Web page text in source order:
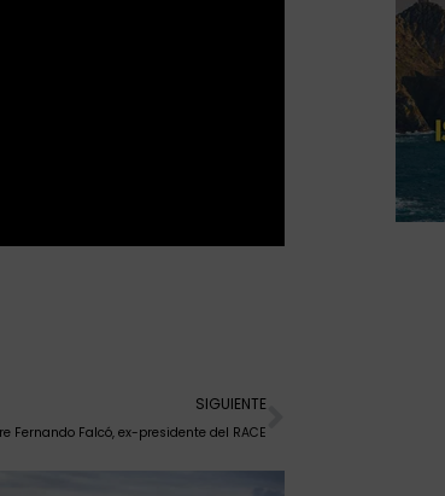
SIGUIENTE
Fernando Falcó, ex-presidente del RACE
Siguiente